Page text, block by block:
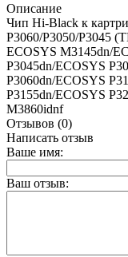
Описание
Чип Hi-Black к
P3060/P3050/P3045
ECOSYS M3145dn/
P3045dn/ECOSYS
P3060dn/ECOSYS
P3155dn/ECOSYS
M3860idnf
Отзывов (0)
Написать отзыв
Ваше имя:
Ваш отзыв: